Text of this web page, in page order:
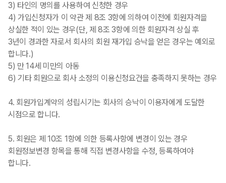
3) 타인의 명의를 사용하여 신청한 경우
4) 가입신청자가 이 약관 제 8조 3항에 의하여 이전에 회원자격을
상실한 적이 있는 경우(단, 제 8조 3항에 의한 회원자격 상실 후
3년이 경과한 자로서 회사의 회원 재가입 승낙을 얻은 경우는 예외로
합니다.)
5) 만 14세 미만의 아동
6) 기타 회원으로 회사 소정의 이용신청요건을 충족하지 못하는 경우
4. 회원가입계약의 성립시기는 회사의 승낙이 이용자에게 도달한
시점으로 합니다.
5. 회원은 제 10조 1항에 의한 등록사항에 변경이 있는 경우
회원정보변경 항목을 통해 직접 변경사항을 수정, 등록하여야
합니다.